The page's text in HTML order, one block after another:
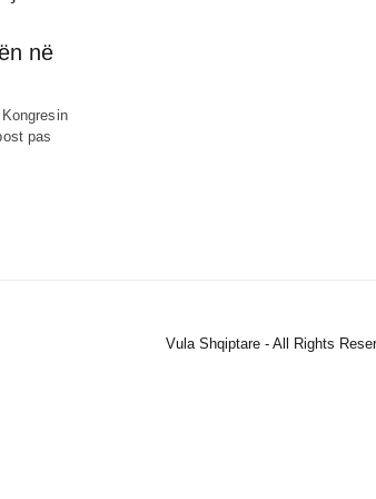
në
pas
Vula Shqiptare - All Rights